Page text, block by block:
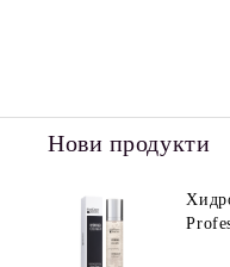
Нови продукти